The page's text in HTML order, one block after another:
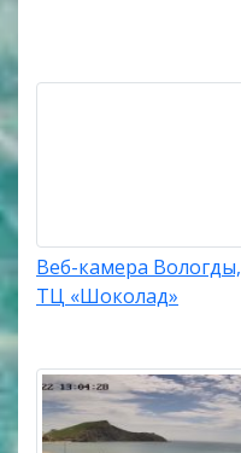
Веб-камера Вологды,
ТЦ «Шоколад»